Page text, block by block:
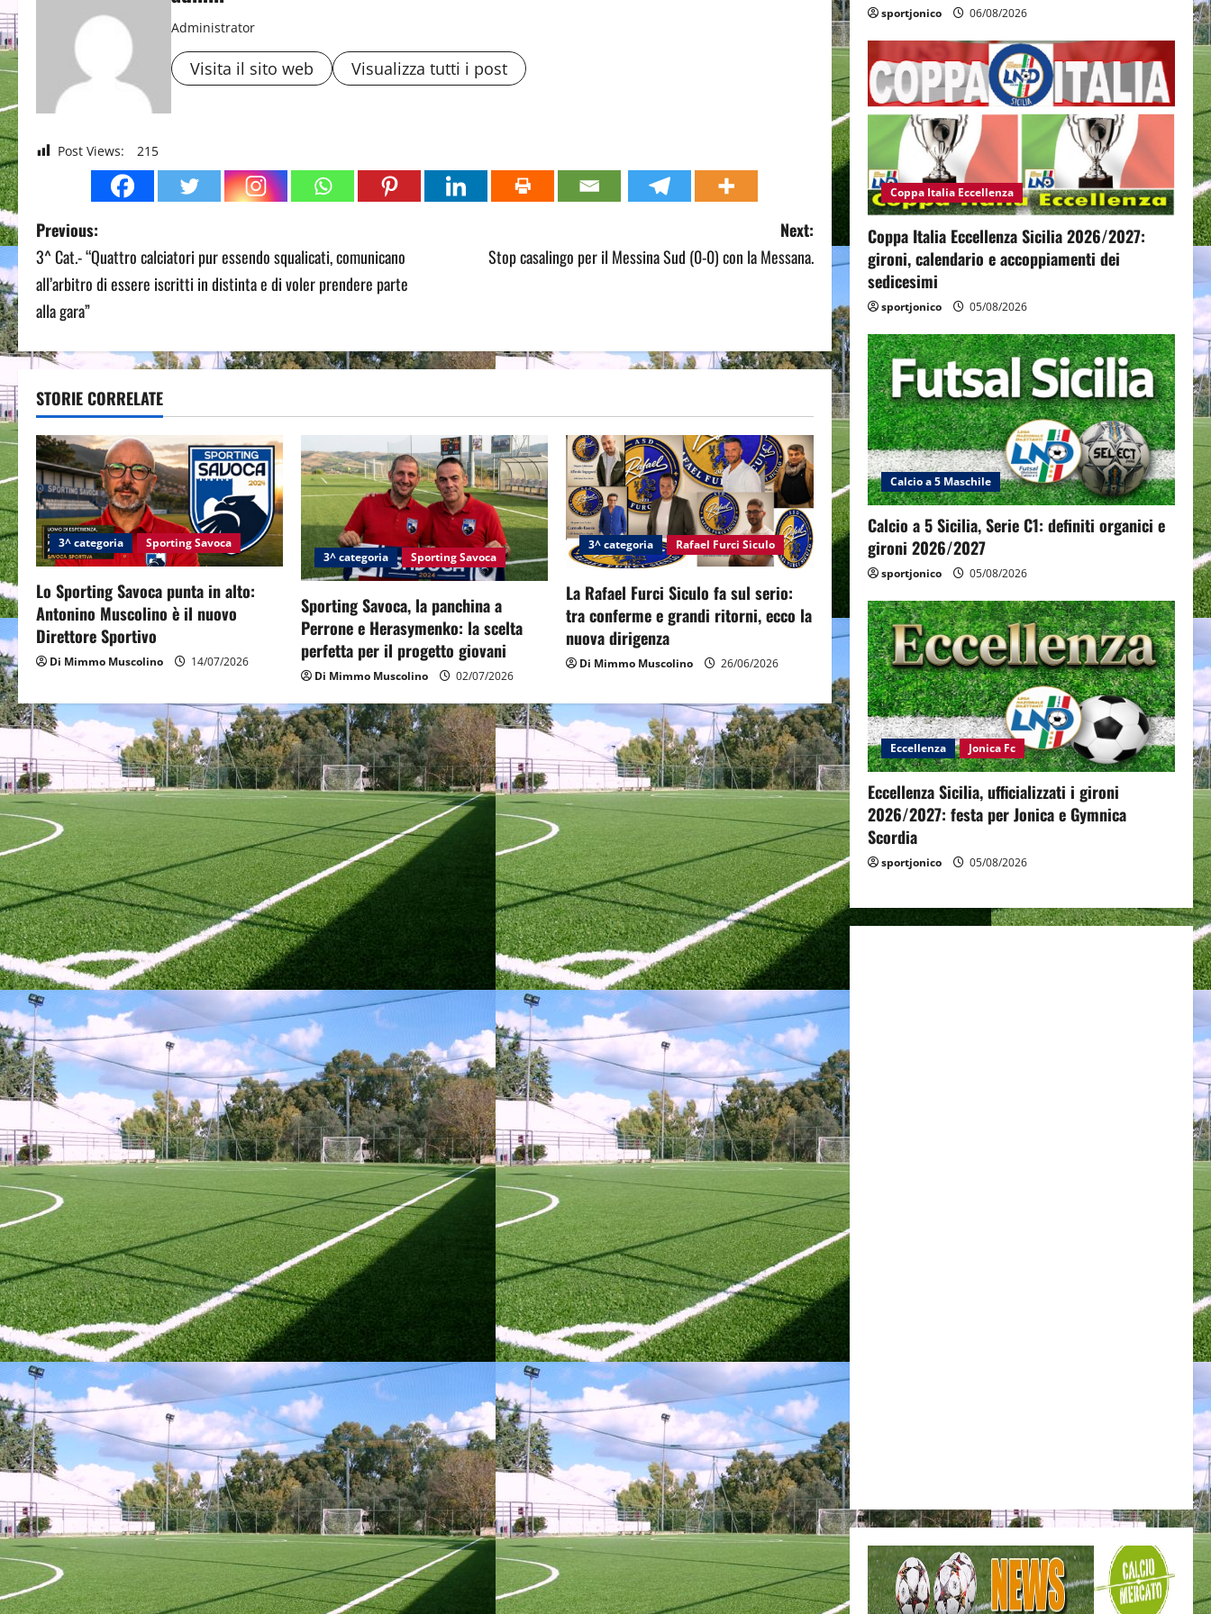
Administrator
Visita il sito web Visualizza tutti i post
Post Views: 215
P
o
s
t
n
a
v
i
g
a
t
i
n
Previous:
3^ Cat.- “Quattro calciatori pur essendo squalicati, comunicano
all’arbitro di essere iscritti in distinta e di voler prendere parte
alla gara”
Next:
Stop casalingo per il Messina Sud (0-0) con la Messana.
STORIE CORRELATE
3^ categoria Sporting Savoca
Lo Sporting Savoca punta in alto:
Antonino Muscolino è il nuovo
Direttore Sportivo
Di Mimmo Muscolino 14/07/2026
3^ categoria Sporting Savoca
Sporting Savoca, la panchina a
Perrone e Herasymenko: la scelta
perfetta per il progetto giovani
Di Mimmo Muscolino 02/07/2026
3^ categoria Rafael Furci Siculo
La Rafael Furci Siculo fa sul serio:
tra conferme e grandi ritorni, ecco la
nuova dirigenza
Di Mimmo Muscolino 26/06/2026
sportjonico 06/08/2026
Coppa Italia Eccellenza
Coppa Italia Eccellenza Sicilia 2026/2027:
gironi, calendario e accoppiamenti dei
sedicesimi
sportjonico 05/08/2026
Calcio a 5 Maschile
Calcio a 5 Sicilia, Serie C1: definiti organici e
gironi 2026/2027
sportjonico 05/08/2026
Eccellenza Jonica Fc
Eccellenza Sicilia, ufficializzati i gironi
2026/2027: festa per Jonica e Gymnica
Scordia
sportjonico 05/08/2026